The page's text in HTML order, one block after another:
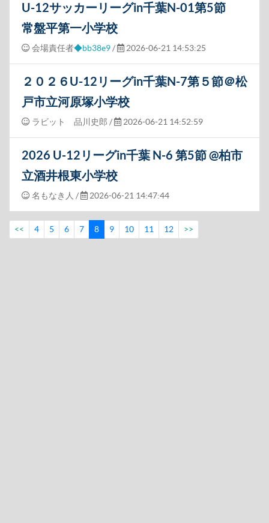
U-12サッカーリーグin千葉N-01第5節
常盤平第一小学校
会場責任者◆bb38e9 / 2026-06-21 14:53:25
２０２６U-12リーグin千葉N-7第５節＠松
戸市立河原塚小学校
ラビット 品川史郎 / 2026-06-21 14:52:59
2026 U-12リーグin千葉 N-6 第5節 @柏市
立酒井根東小学校
名もなき人 / 2026-06-21 14:47:44
<< 4 5 6 7 8 9 10 11 12 >>